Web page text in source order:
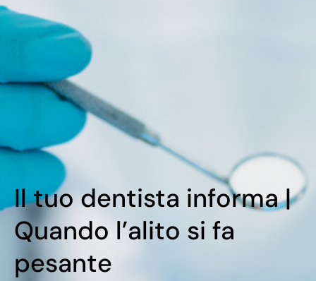
Il tuo dentista informa |
Quando l’alito si fa
pesante